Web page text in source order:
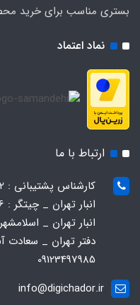
نماد اعتماد
بستری مناسب برای خرید
ارتباط با ما
کارشناس پشتیبانی : 02191016572
انبار تهران _ چیتگر : 02144783796 - 09213497985
انبار تهران _ اسلامشهر: 02156698904 -
09123497985
info@digichador.ir